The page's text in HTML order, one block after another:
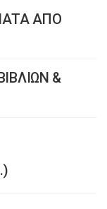
ΑΠΟ
&